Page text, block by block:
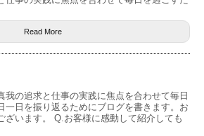
Read More
我の追求と仕事の実践に焦点を合わせて毎日
一日を振り返るためにブログを書きます。お
ざいます。 Q.お客様に感動して紹介しても